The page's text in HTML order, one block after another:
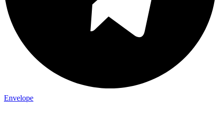
Envelope